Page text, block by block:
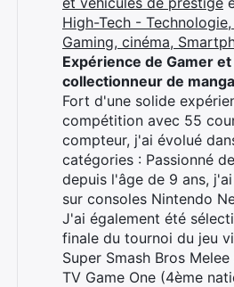
High-Tech -
Gaming, cinéma,
Expérience de Gamer et
collectionneur de
Fort d'une solide
compétition avec 55
compteur, j'ai évolué
catégories : Passionné
depuis l'âge de 9 ans,
sur consoles Nintendo
J'ai également été
finale du tournoi du jeu
Super Smash Bros
TV Game One (4ème